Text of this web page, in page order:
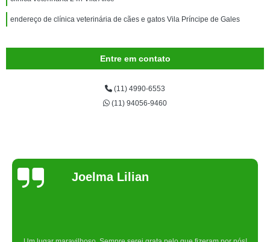
endereço de clínica veterinária de cães e gatos Vila Príncipe de Gales
Entre em contato
(11) 4990-6553
(11) 94056-9460
Joelma Lilian